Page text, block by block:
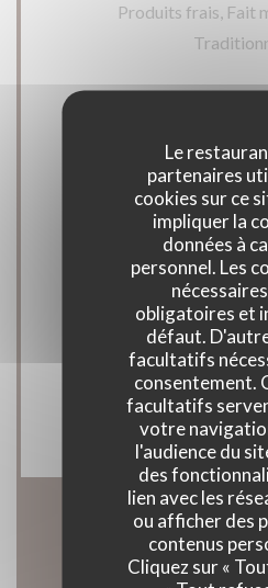
Le
partenaires
cookies sur ce
impliquer la
données à
personnel. Les
obligatoires et
défaut.
facultatifs
consentement.
facultatifs
votre
l'audience du
des
lien avec les
ou afficher des
contenus
Cliquez sur «
Produits frais, Fait
Accès aux personnes
Moyens de
Apple Pay,
Eurocard/Mastercard,
Espèces, Visa,